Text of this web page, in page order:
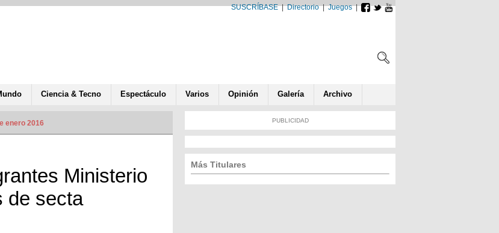
SUSCRÍBASE|Directorio|Juegos|
Ciencia & Tecno Espectáculo Varios Opinión Galería Archivo
enero 2016
Ministerio
de secta
PUBLICIDAD
Más Titulares